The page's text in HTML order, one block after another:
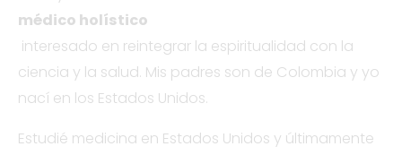
médico holístico
interesado en reintegrar la espiritualidad con la
ciencia y la salud. Mis padres son de Colombia y yo
nací en los Estados Unidos.
Estudié medicina en Estados Unidos y últimamente